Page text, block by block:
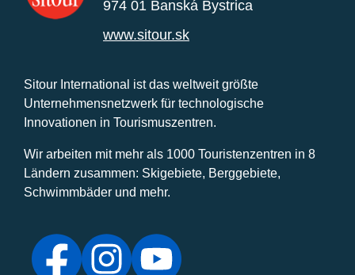
974 01 Banská Bystrica
www.sitour.sk
Sitour International ist das weltweit größte
Unternehmensnetzwerk für technologische
Innovationen in Tourismuszentren.
Wir arbeiten mit mehr als 1000 Touristenzentren in 8
Ländern zusammen: Skigebiete, Berggebiete,
Schwimmbäder und mehr.